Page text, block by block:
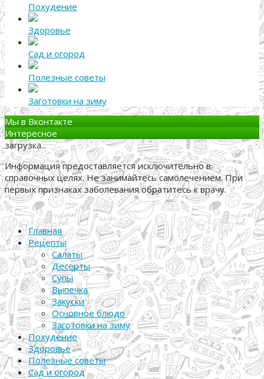
Похудение
Здоровье
Сад и огород
Полезные советы
Заготовки на зиму
Мы в Вконтакте
Интересное
загрузка...
Информация предоставляется исключительно в
справочных целях. Не занимайтесь самолечением. При
первых признаках заболевания обратитесь к врачу.
Главная
Рецепты
Салаты
Десерты
Супы
Выпечка
Закуски
Основное блюдо
Заготовки на зиму
Похудение
Здоровье
Полезные советы
Сад и огород